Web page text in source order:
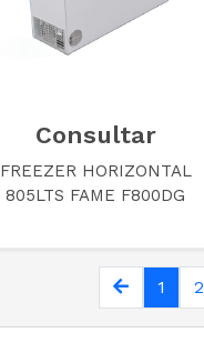
Consultar
FREEZER HORIZONTAL
805LTS FAME F800DG
1 2